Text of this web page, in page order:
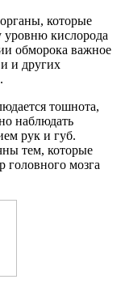
которые
уровню кислорода
обморока важное
и других
тошнота,
наблюдать
рук и губ.
тем, которые
головного мозга